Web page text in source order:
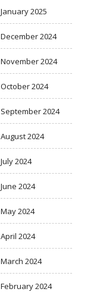
January 2025
December 2024
November 2024
October 2024
September 2024
August 2024
July 2024
June 2024
May 2024
April 2024
March 2024
February 2024